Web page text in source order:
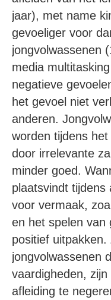
jaar), met name
gevoeliger voor
jongvolwassenen
media
negatieve
het gevoel niet
anderen.
worden tijdens
door irrelevante
minder goed.
plaatsvindt tijdens
voor vermaak,
en het spelen van
positief uitpakken.
jongvolwassenen
vaardigheden,
afleiding te